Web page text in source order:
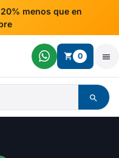
menos que en
0